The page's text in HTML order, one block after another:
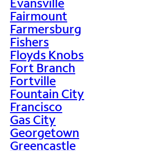
Fairmount
Farmersburg
Fishers
Floyds Knobs
Fort Branch
Fortville
Fountain City
Francisco
Gas City
Georgetown
Greencastle